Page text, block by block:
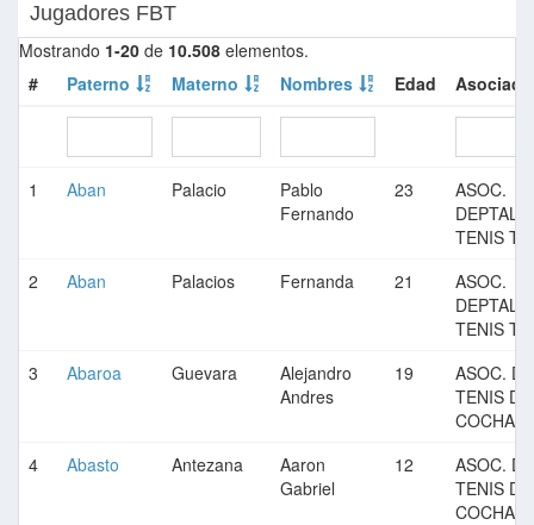
Jugadores FBT
Mostrando 1-20 de 10.508 elementos.
#
Paterno Materno Nombres Edad
1 Aban Palacio
Pablo
Fernando
23
ASOC.
DEPTAL.
TENIS
2
Aban Palacios Fernanda 21
ASOC.
DEPTAL.
TENIS
3
Abaroa Guevara
Alejandro
Andres
19
ASOC. DE
TENIS DE
4
Abasto Antezana
Aaron
Gabriel
12
ASOC. DE
TENIS DE